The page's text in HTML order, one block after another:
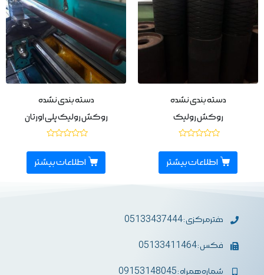
دسته بندی نشده
روکش رولیک
0
از
5اطلاعات بیشتر
دسته بندی نشده
روکش رولیک پلی اورتان
0
از
5اطلاعات بیشتر
دفترمرکزی : 05133437444
فکس : 05133411464
شماره همراه : 09153148045